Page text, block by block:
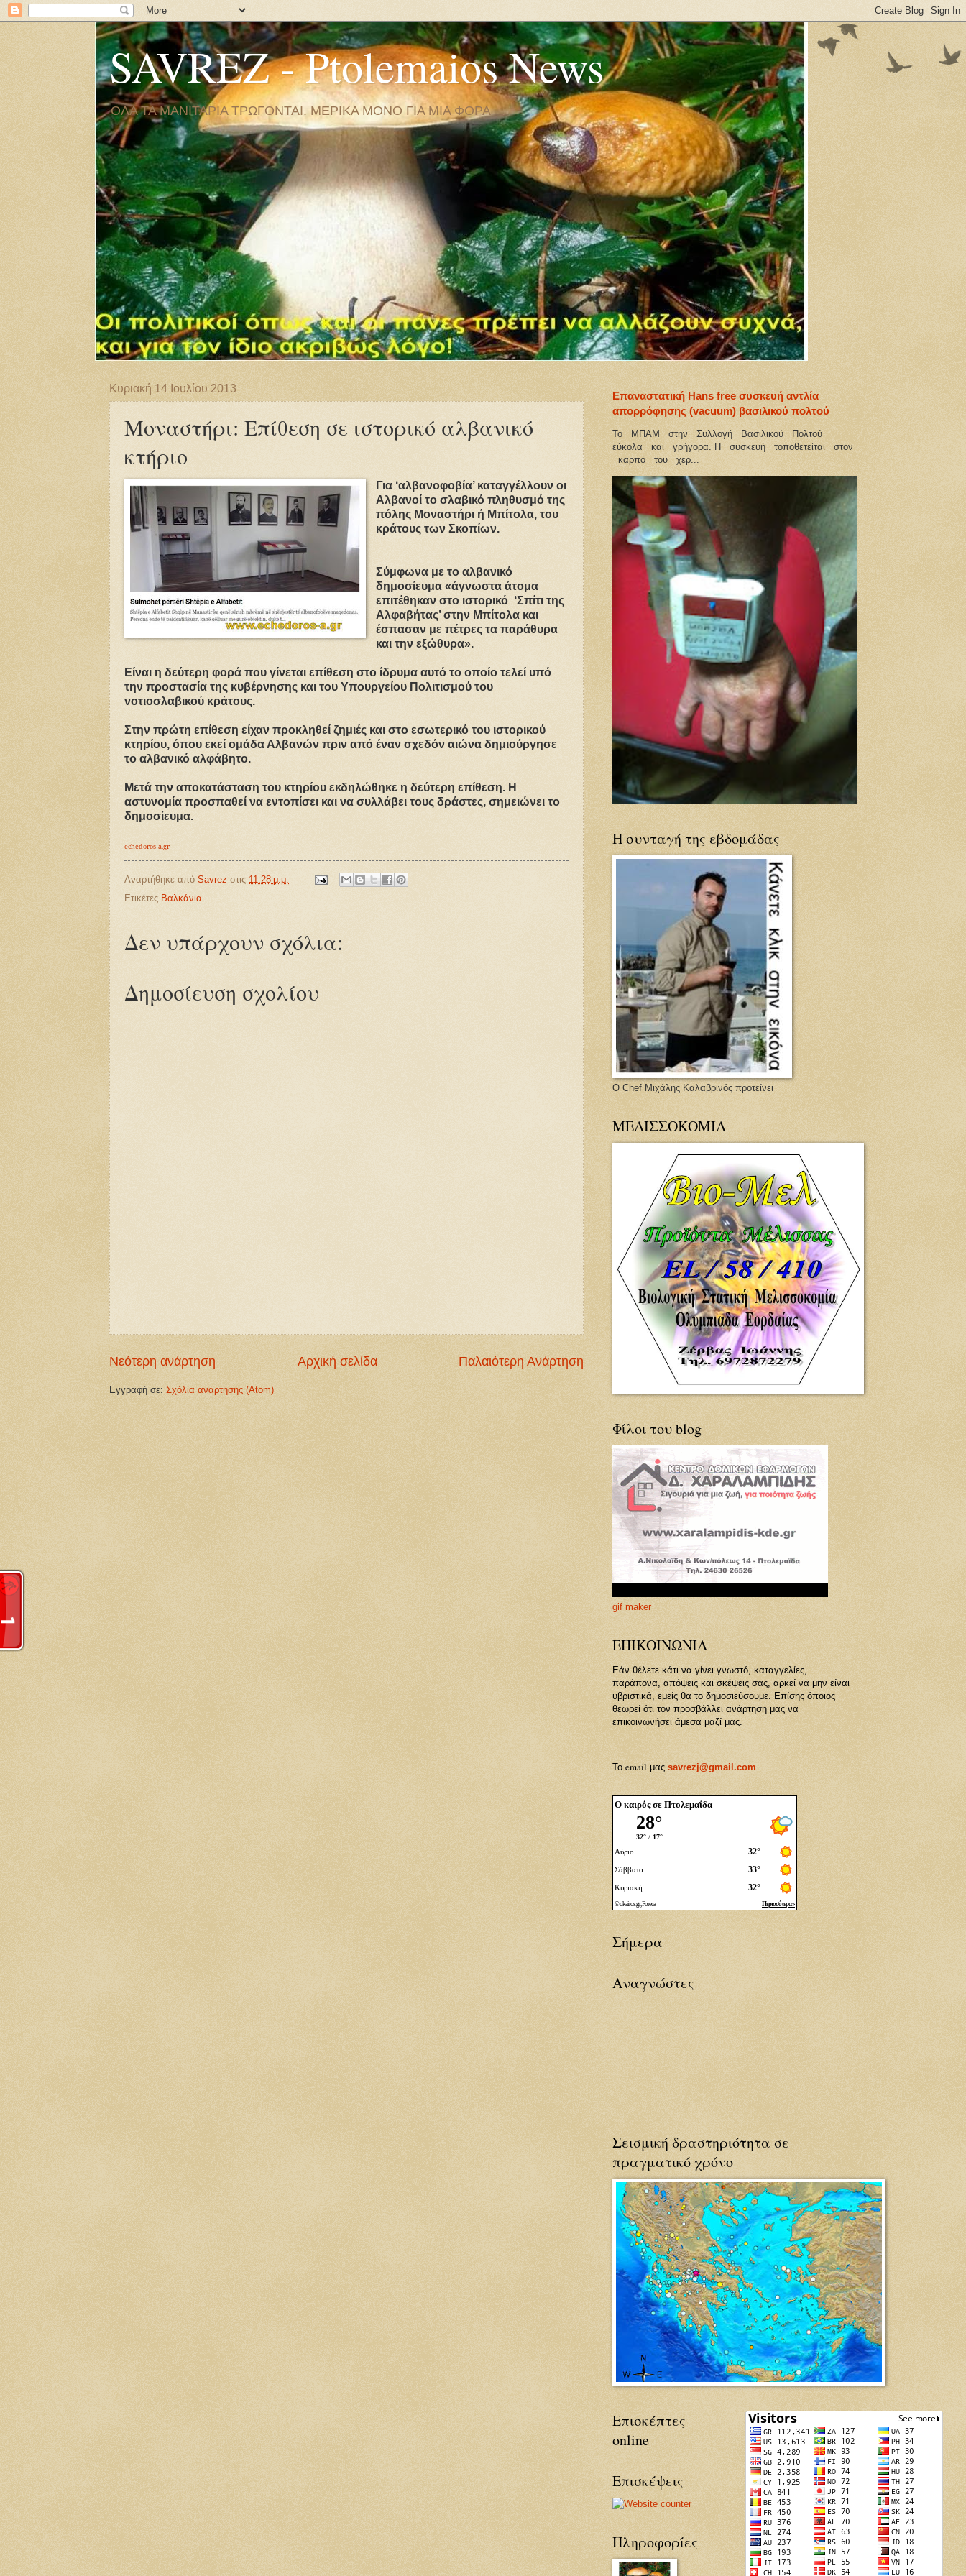
SAVREZ - Ptolemaios News
ΟΛΑ ΤΑ ΜΑΝΙΤΑΡΙΑ ΤΡΩΓΟΝΤΑΙ. ΜΕΡΙΚΑ ΜΟΝΟ ΓΙΑ ΜΙΑ ΦΟΡΑ
Κυριακή 14 Ιουλίου 2013
Μοναστήρι: Επίθεση σε ιστορικό αλβανικό
κτήριο
Για ‘αλβανοφοβία’ καταγγέλλουν οι
Αλβανοί το σλαβικό πληθυσμό της
πόλης Μοναστήρι ή Μπίτολα, του
κράτους των Σκοπίων.
Σύμφωνα με το αλβανικό
δημοσίευμα «άγνωστα άτομα
επιτέθηκαν στο ιστορικό ‘Σπίτι της
Αλφαβήτας’ στην Μπίτολα και
έσπασαν με πέτρες τα παράθυρα
και την εξώθυρα».
Είναι η δεύτερη φορά που γίνεται επίθεση στο ίδρυμα αυτό το οποίο τελεί υπό
την προστασία της κυβέρνησης και του Υπουργείου Πολιτισμού του
νοτιοσλαβικού κράτους.
Στην πρώτη επίθεση είχαν προκληθεί ζημιές και στο εσωτερικό του ιστορικού
κτηρίου, όπου εκεί ομάδα Αλβανών πριν από έναν σχεδόν αιώνα δημιούργησε
το αλβανικό αλφάβητο.
Μετά την αποκατάσταση του κτηρίου εκδηλώθηκε η δεύτερη επίθεση. Η
αστυνομία προσπαθεί να εντοπίσει και να συλλάβει τους δράστες, σημειώνει το
δημοσίευμα.
echedoros-a.gr
Αναρτήθηκε από Savrez στις 11:28 μ.μ.
Ετικέτες Βαλκάνια
Δεν υπάρχουν σχόλια:
Δημοσίευση σχολίου
Νεότερη ανάρτηση Παλαιότερη Ανάρτηση
Αρχική σελίδα
Εγγραφή σε: Σχόλια ανάρτησης (Atom)
Επαναστατική Hans free συσκευή αντλία
απορρόφησης (vacuum) βασιλικού πολτού
Το ΜΠΑΜ στην Συλλογή Βασιλικού Πολτού
εύκολα και γρήγορα. Η συσκευή τοποθετείται στον
καρπό του χερ...
Η συνταγή της εβδομάδας
O Chef Μιχάλης Καλαβρινός προτείνει
ΜΕΛΙΣΣΟΚΟΜΙΑ
Φίλοι του blog
gif maker
ΕΠΙΚΟΙΝΩΝΙΑ
Εάν θέλετε κάτι να γίνει γνωστό, καταγγελίες,
παράπονα, απόψεις και σκέψεις σας, αρκεί να μην είναι
υβριστικά, εμείς θα το δημοσιεύσουμε. Επίσης όποιος
θεωρεί ότι τον προσβάλλει ανάρτηση μας να
επικοινωνήσει άμεσα μαζί μας.
Το email μας savrezj@gmail.com
Σήμερα
Αναγνώστες
Σεισμική δραστηριότητα σε
πραγματικό χρόνο
Επισκέπτες
online
Επισκέψεις
Πληροφορίες